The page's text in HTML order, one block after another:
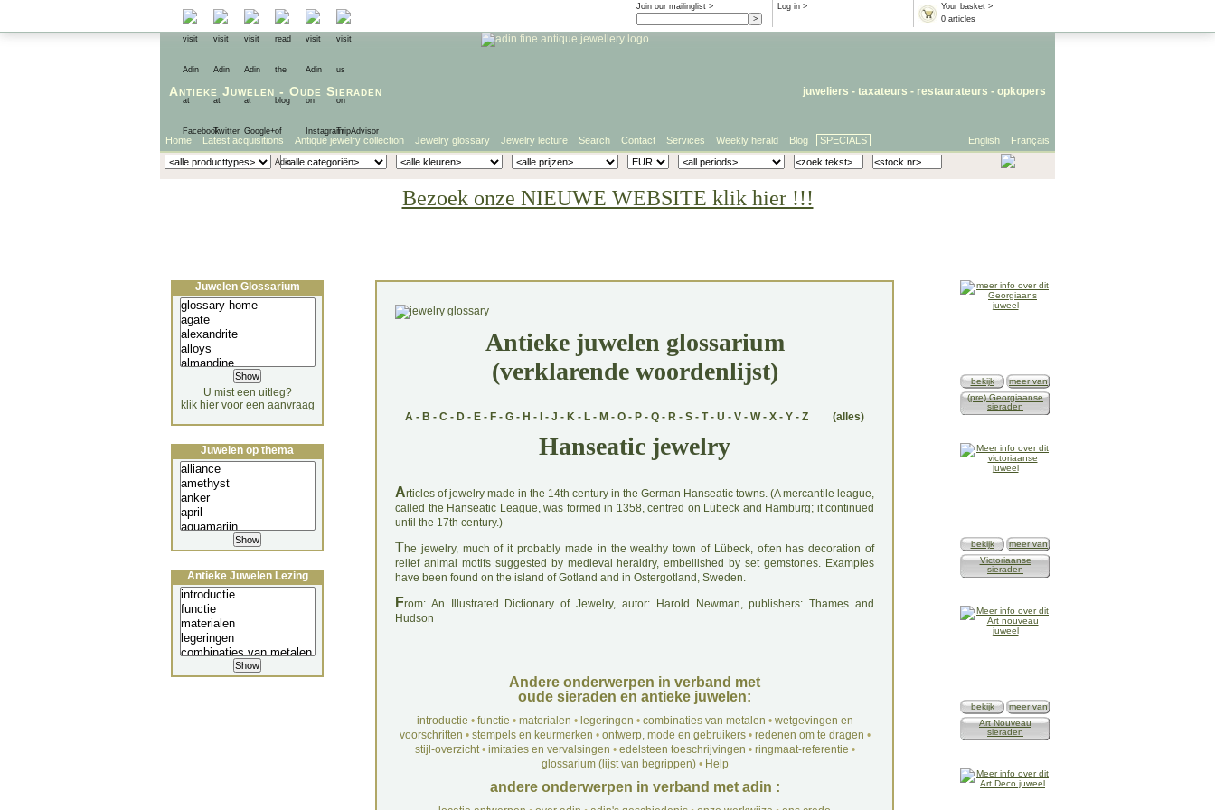
Your basket >
0 articles
Log in >
Join our mailinglist >
juweliers - taxateurs - restaurateurs - opkopers
Antieke Juwelen - Oude Sieraden
Français
English
Home Latest acquisitions Antique jewelry collection Jewelry glossary Jewelry lecture Search Contact Services Weekly herald Blog SPECIALS
Bezoek onze NIEUWE WEBSITE klik hier !!!
Antieke juwelen glossarium
(verklarende woordenlijst)
A - B - C - D - E - F - G - H - - J - K - L - M - O - P - Q - R - S - T- U - V - W- X - Y - Z (alles)
Hanseatic jewelry
Articles of jewelry made in the 14th century in the German Hanseatic towns. (A mercantile league,
called the Hanseatic League, was formed in 1358, centred on Lübeck and Hamburg; it continued
until the 17th century.)
The jewelry, much of it probably made in the wealthy town of Lübeck, often has decoration of
relief animal motifs suggested by medieval heraldry, embellished by set gemstones. Examples
have been found on the island of Gotland and in Ostergotland, Sweden.
From: An Illustrated Dictionary of Jewelry, autor: Harold Newman, publishers: Thames and
Hudson
Andere onderwerpen in verband met
oude sieraden en antieke juwelen:
introductie • functie • materialen • legeringen • combinaties van metalen • wetgevingen en
voorschriften • stempels en keurmerken • ontwerp, mode en gebruikers• redenen om te dragen •
stijl-overzicht• imitaties en vervalsingen • edelsteen toeschrijvingen • ringmaat-referentie •
glossarium (lijst van begrippen)• Help
andere onderwerpen in verband met adin :
Juwelen Glossarium
U mist een uitleg?
klik hier voor een aanvraag
Juwelen op thema
Antieke Juwelen Lezing
bekijk
meer van
(pre) Georgiaanse
sieraden
bekijk
meer van
Victoriaanse
sieraden
bekijk
meer van
Art Nouveau
sieraden